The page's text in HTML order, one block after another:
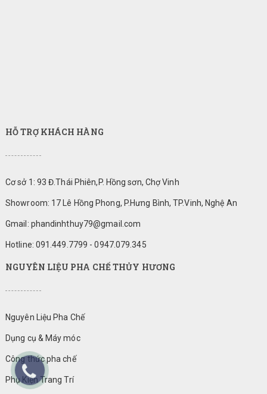
HỖ TRỢ KHÁCH HÀNG
Cơ sở 1: 93 Đ.Thái Phiên,P. Hồng sơn, Chợ Vinh
Showroom: 17 Lê Hồng Phong, P.Hưng Bình, TP.Vinh, Nghệ An
Gmail: phandinhthuy79@gmail.com
Hotline: 091.449.7799 - 0947.079.345
NGUYÊN LIỆU PHA CHẾ THỦY HƯƠNG
Nguyên Liệu Pha Chế
Dụng cụ & Máy móc
Công thức pha chế
Phụ Kiện Trang Trí